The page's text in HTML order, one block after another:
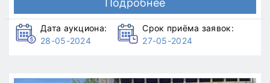
Подробнее
Дата аукциона:
28-05-2024
Срок приёма заявок:
27-05-2024